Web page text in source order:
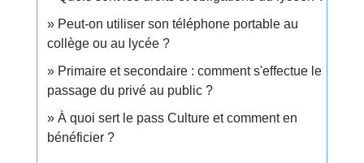
Peut-on utiliser son téléphone portable au
collège ou au lycée ?
Primaire et secondaire : comment s'effectue le
passage du privé au public ?
À quoi sert le pass Culture et comment en
bénéficier ?